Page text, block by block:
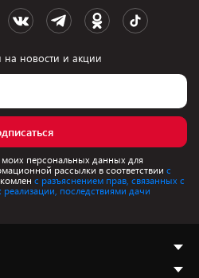
на новости и акции
персональных данных для
рассылки в соответствии с
с разъяснением прав, связанных с
последствиями дачи